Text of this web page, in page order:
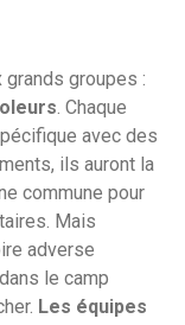
groupes :
. Chaque
avec des
ils auront la
commune pour
Mais
adverse
le camp
Les équipes